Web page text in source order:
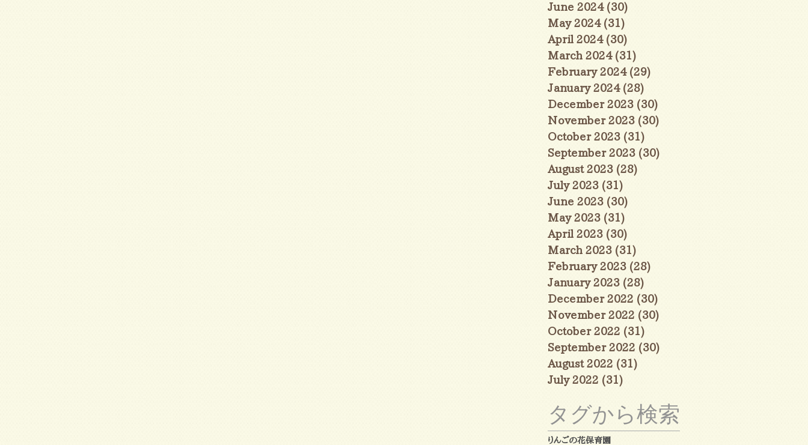
June 2024 (30)
May 2024 (31)
April 2024 (30)
March 2024 (31)
February 2024 (29)
January 2024 (28)
December 2023 (30)
November 2023 (30)
October 2023 (31)
September 2023 (30)
August 2023 (28)
July 2023 (31)
June 2023 (30)
May 2023 (31)
April 2023 (30)
March 2023 (31)
February 2023 (28)
January 2023 (28)
December 2022 (30)
November 2022 (30)
October 2022 (31)
September 2022 (30)
August 2022 (31)
July 2022 (31)
タグから検索
りんごの花保育園